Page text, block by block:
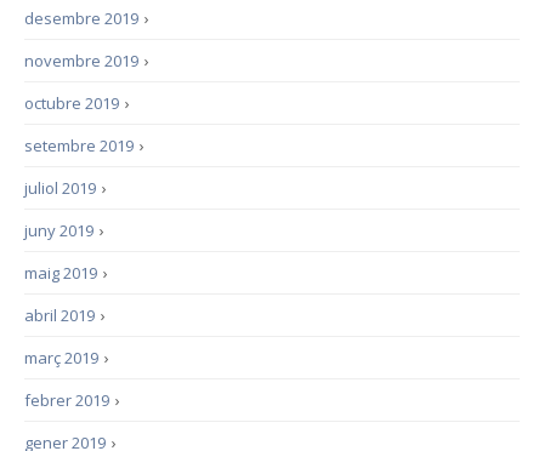
›
desembre 2019
›
novembre 2019
›
octubre 2019
›
setembre 2019
›
juliol 2019
›
juny 2019
›
maig 2019
›
abril 2019
›
març 2019
›
febrer 2019
›
gener 2019